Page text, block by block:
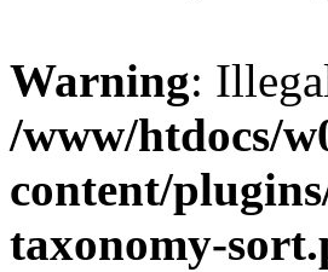
Warning:
/www/htdocs/
content/
taxonomy-